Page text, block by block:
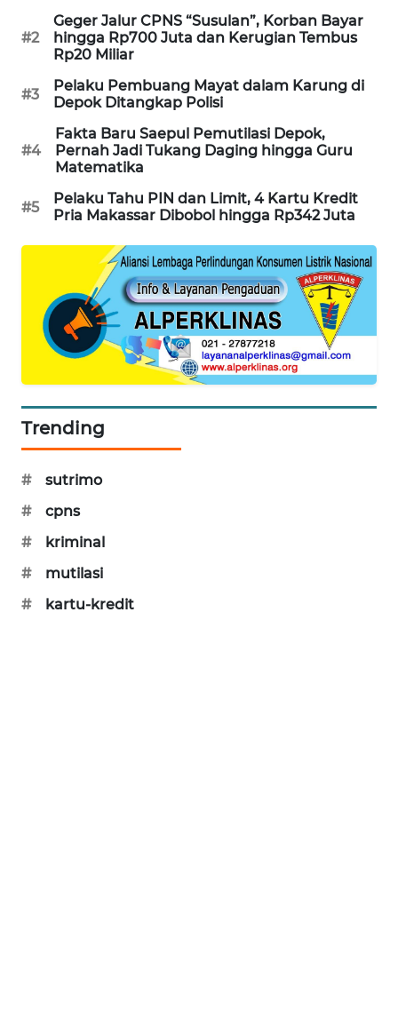
#2
Geger Jalur CPNS “Susulan”, Korban Bayar
hingga Rp700 Juta dan Kerugian Tembus
Rp20 Miliar
#3
Pelaku Pembuang Mayat dalam Karung di
Depok Ditangkap Polisi
#4
Fakta Baru Saepul Pemutilasi Depok,
Pernah Jadi Tukang Daging hingga Guru
Matematika
#5
Pelaku Tahu PIN dan Limit, 4 Kartu Kredit
Pria Makassar Dibobol hingga Rp342 Juta
Trending
#
sutrimo
#
cpns
#
kriminal
#
mutilasi
#
kartu-kredit
KONSUMEN
KELISTRIKAN
ID
MARTABAT
NET
PLN
WATCH
MKLI
LKKI